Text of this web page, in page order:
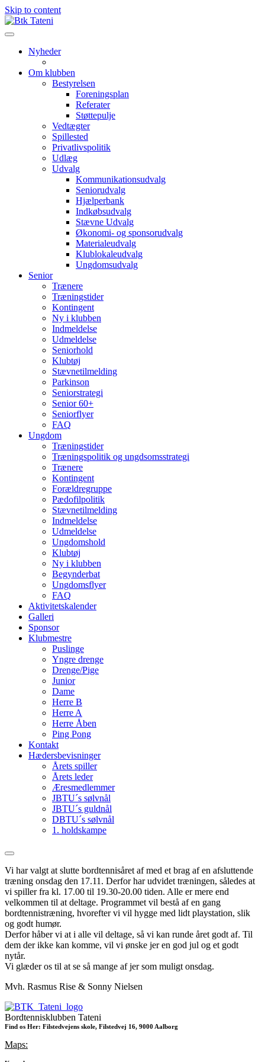
Skip to content
Nyheder
Om klubben
Bestyrelsen
Foreningsplan
Referater
Støttepulje
Vedtægter
Spillested
Privatlivspolitik
Udlæg
Udvalg
Kommunikationsudvalg
Seniorudvalg
Hjælperbank
Indkøbsudvalg
Stævne Udvalg
Økonomi- og sponsorudvalg
Materialeudvalg
Klublokaleudvalg
Ungdomsudvalg
Senior
Trænere
Træningstider
Kontingent
Ny i klubben
Indmeldelse
Udmeldelse
Seniorhold
Klubtøj
Stævnetilmelding
Parkinson
Seniorstrategi
Senior 60+
Seniorflyer
FAQ
Ungdom
Træningstider
Træningspolitik og ungdsomsstrategi
Trænere
Kontingent
Forældregruppe
Pædofilpolitik
Stævnetilmelding
Indmeldelse
Udmeldelse
Ungdomshold
Klubtøj
Ny i klubben
Begynderbat
Ungdomsflyer
FAQ
Aktivitetskalender
Galleri
Sponsor
Klubmestre
Puslinge
Yngre drenge
Drenge/Pige
Junior
Dame
Herre B
Herre A
Herre Åben
Ping Pong
Kontakt
Hædersbevisninger
Årets spiller
Årets leder
Æresmedlemmer
JBTU´s sølvnål
JBTU´s guldnål
DBTU´s sølvnål
1. holdskampe
Vi har valgt at slutte bordtennisåret af med et brag af en afsluttende
træning onsdag den 17.11. Derfor har udvidet træningen, således at
vi spiller fra kl. 17.00 til 19.30-20.00 tiden. Alle er mere end
velkommen til at deltage. Programmet vil bestå af en gang
bordtennistræning, hvorefter vi vil hygge med lidt playstation, slik
og godt humør.
Derfor håber vi at i alle vil deltage, så vi kan runde året godt af. Til
dem der ikke kan komme, vil vi ønske jer en god jul og et godt
nytår.
Vi glæder os til at se så mange af jer som muligt onsdag.
Mvh. Rasmus Rise & Sonny Nielsen
Bordtennisklubben Tateni
Find os Her: Filstedvejens skole, Filstedvej 16, 9000 Aalborg
Maps: